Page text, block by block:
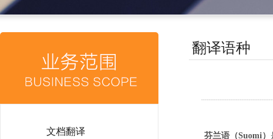
文档翻译
翻译语种
芬兰语（Suomi）